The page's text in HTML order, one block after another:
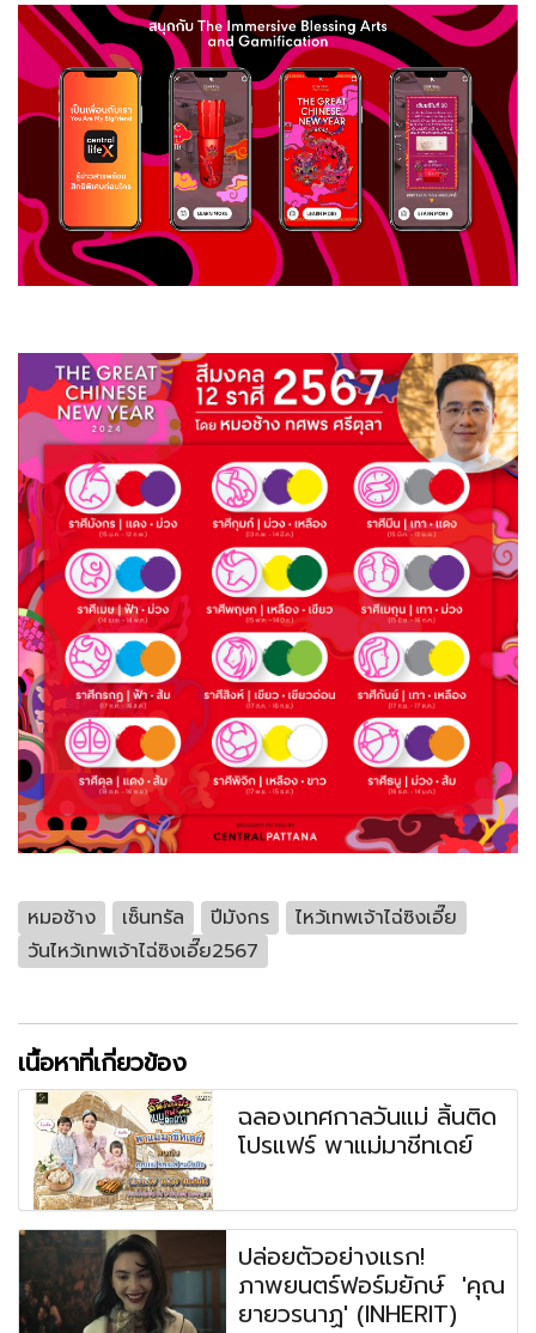
หมอช้าง เซ็นทรัล ปีมังกร
ไหว้เทพเจ้าไฉ่ซิงเอี๊ย
วันไหว้เทพเจ้าไฉ่ซิงเอี๊ย2567
เนื้อหาที่เกี่ยวข้อง
ฉลองเทศกาลวันแม่ ลิ้นติด
โปรแฟร์ พาแม่มาชีทเดย์
ปล่อยตัวอย่างแรก!
ภาพยนตร์ฟอร์มยักษ์ 'คุณ
ยายวรนาฏ' (INHERIT)